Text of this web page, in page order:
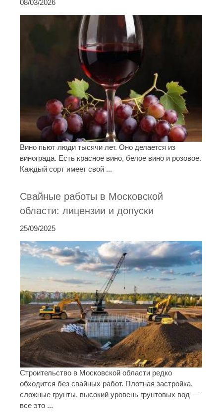
08/03/2026
Вино пьют люди тысячи лет. Оно делается из
винограда. Есть красное вино, белое вино и розовое.
Каждый сорт имеет свой ...
Свайные работы в Московской
области: лицензии и допуски
25/09/2025
Строительство в Московской области редко
обходится без свайных работ. Плотная застройка,
сложные грунты, высокий уровень грунтовых вод —
все это ...